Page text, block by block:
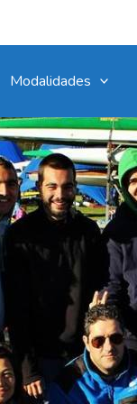
Modalidades